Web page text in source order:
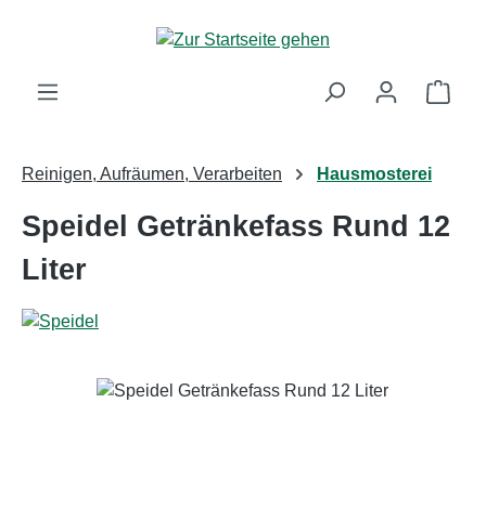
Zum Hauptinhalt springen
Reinigen, Aufräumen, Verarbeiten Hausmosterei
Speidel Getränkefass Rund 12
Liter
Bildergalerie überspringen